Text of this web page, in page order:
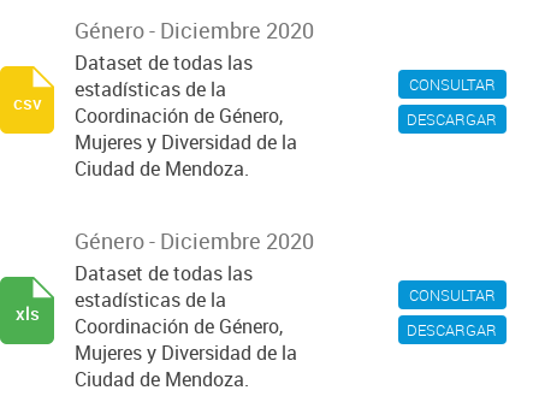
CONSULTAR
DESCARGAR
Género - Diciembre 2020
Dataset de todas las
estadísticas de la
Coordinación de Género,
Mujeres y Diversidad de la
Ciudad de Mendoza.
csv
CONSULTAR
DESCARGAR
Género - Diciembre 2020
Dataset de todas las
estadísticas de la
Coordinación de Género,
Mujeres y Diversidad de la
Ciudad de Mendoza.
xls